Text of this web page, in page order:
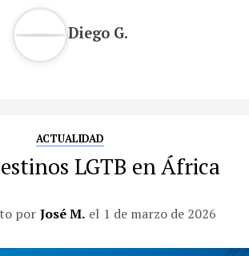
Diego G.
ACTUALIDAD
LGTB en África
por José M. el 1 de marzo de 2026